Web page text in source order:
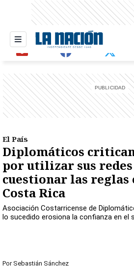
El País
Diplomáticos
por utilizar sus
cuestionar las reglas
Costa Rica
Asociación Costarricense de
lo sucedido erosiona la confianza en el
Por Sebastián Sánchez